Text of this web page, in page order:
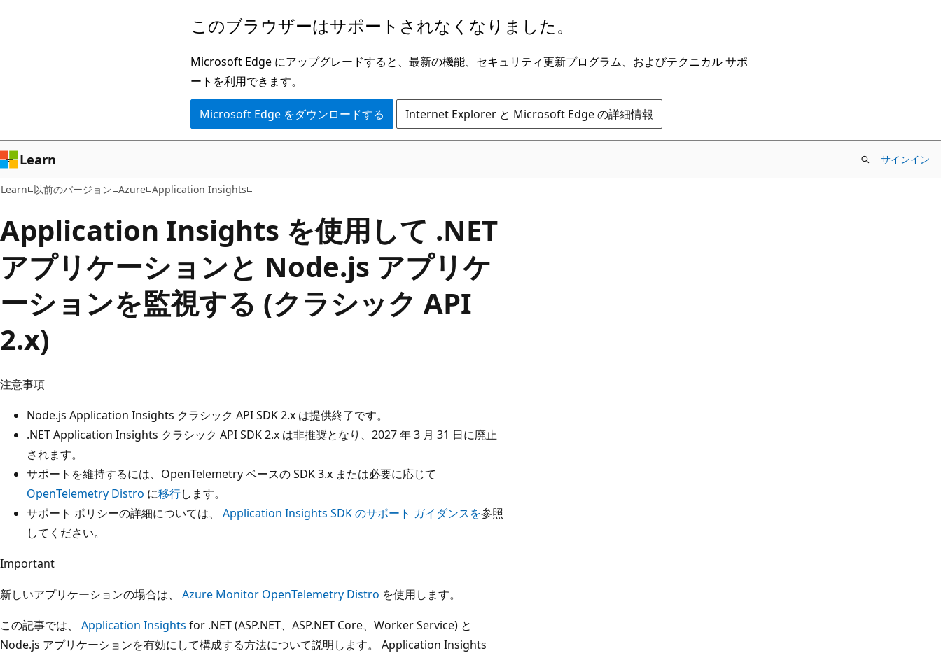
ン
ツ
に
ス
ッ
プ
このブラウザーはサポートされなくなりました。
Microsoft Edge にアップグレードすると、最新の機能、セキュリティ更新プログラム、およびテクニカル サポ
ートを利用できます。
Microsoft Edge をダウンロードする Internet Explorer と Microsoft Edge の詳細情報
Learn サインイン
Learn 以前のバージョン Azure Application Insights
Application Insights を使用して .NET
アプリケーションと Node.js アプリケ
ーションを監視する (クラシック API
2.x)
注意事項
Node.js Application Insights クラシック API SDK 2.x は提供終了です。
.NET Application Insights クラシック API SDK 2.x は非推奨となり、2027 年 3 月 31 日に廃止
されます。
サポートを維持するには、OpenTelemetry ベースの SDK 3.x または必要に応じて
OpenTelemetry Distro に移行します。
サポート ポリシーの詳細については、 Application Insights SDK のサポート ガイダンスを参照
してください。
Important
新しいアプリケーションの場合は、 Azure Monitor OpenTelemetry Distro を使用します。
この記事では、 Application Insights for .NET (ASP.NET、ASP.NET Core、Worker Service) と
Node.js アプリケーションを有効にして構成する方法について説明します。 Application Insights